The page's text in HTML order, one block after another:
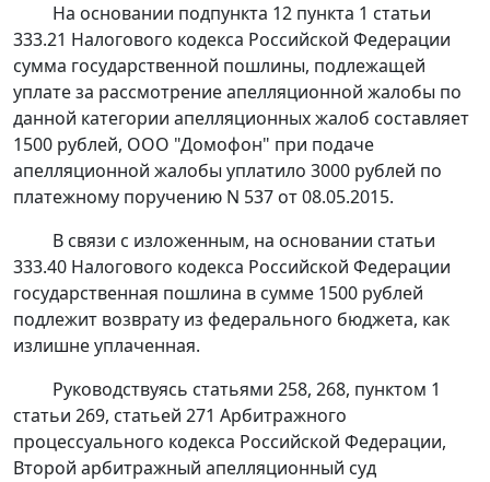
На основании подпункта 12 пункта 1 статьи
333.21 Налогового кодекса Российской Федерации
сумма государственной пошлины, подлежащей
уплате за рассмотрение апелляционной жалобы по
данной категории апелляционных жалоб составляет
1500 рублей, ООО "Домофон" при подаче
апелляционной жалобы уплатило 3000 рублей по
платежному поручению N 537 от 08.05.2015.
В связи с изложенным, на основании статьи
333.40 Налогового кодекса Российской Федерации
государственная пошлина в сумме 1500 рублей
подлежит возврату из федерального бюджета, как
излишне уплаченная.
Руководствуясь статьями 258, 268, пунктом 1
статьи 269, статьей 271 Арбитражного
процессуального кодекса Российской Федерации,
Второй арбитражный апелляционный суд